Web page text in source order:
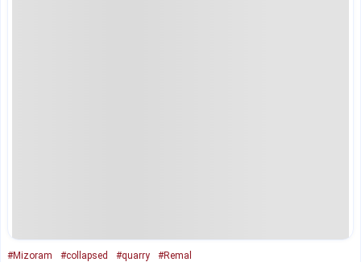
#Mizoram #collapsed #quarry #Remal